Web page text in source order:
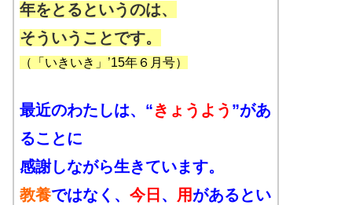
年をとるというのは、
そういうことです。
（ 「いきいき」’15年６月号）
最近のわたしは、“きょうよう ”があ
ることに
感謝しながら生きています。
教養ではなく、 今日 、 用があるとい